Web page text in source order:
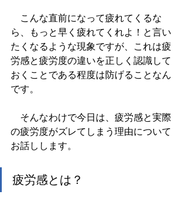
こんな直前になって疲れてくるな
ら、もっと早く疲れてくれよ！と言い
たくなるような現象ですが、これは疲
労感と疲労度の違いを正しく認識して
おくことである程度は防げることなん
です。
そんなわけで今日は、疲労感と実際
の疲労度がズレてしまう理由について
お話しします。
疲労感とは？